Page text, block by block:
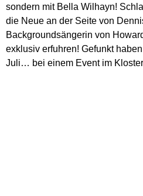
sondern mit Bella Wilhayn!
die Neue an der Seite von
Backgroundsängerin von
exklusiv erfuhren! Gefunkt
Juli… bei einem Event im